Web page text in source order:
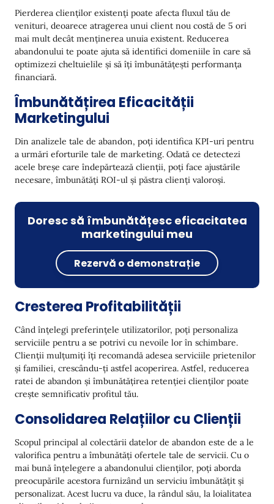
Îmbunătățiți și Inovați Continu
Reduceți Rata de Pierdere a Clienților cu Yespo
Concluzie
Pierderea clienților existenți poate afecta fluxul tău de
venituri, deoarece atragerea unui client nou costă de 5 ori
mai mult decât menținerea unuia existent. Reducerea
abandonului te poate ajuta să identifici domeniile în care să
optimizezi cheltuielile și să îți îmbunătățești performanța
financiară.
Îmbunătățirea Eficacității
Marketingului
Din analizele tale de abandon, poți identifica KPI-uri pentru
a urmări eforturile tale de marketing. Odată ce detectezi
acele breșe care îndepărtează clienții, poți face ajustările
necesare, îmbunătăți ROI-ul și păstra clienți valoroși.
Doresc să îmbunătățesc eficacitatea
marketingului meu
Rezervă o demonstrație
Cresterea Profitabilității
Când înțelegi preferințele utilizatorilor, poți personaliza
serviciile pentru a se potrivi cu nevoile lor în schimbare.
Clienții mulțumiți îți recomandă adesea serviciile prietenilor
și familiei, crescându-ți astfel acoperirea. Astfel, reducerea
ratei de abandon și îmbunătățirea retenției clienților poate
crește semnificativ profitul tău.
Consolidarea Relațiilor cu Clienții
Scopul principal al colectării datelor de abandon este de a le
valorifica pentru a îmbunătăți ofertele tale de servicii. Cu o
mai bună înțelegere a abandonului clienților, poți aborda
preocupările acestora furnizând un serviciu îmbunătățit și
personalizat. Acest lucru va duce, la rândul său, la loialitatea